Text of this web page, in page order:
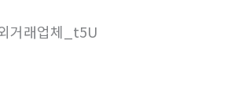
거래업체_t5U